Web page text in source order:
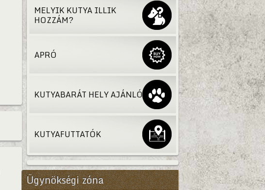
MELYIK KUTYA ILLIK
HOZZÁM?
APRÓ
KUTYABARÁT HELY AJÁNLÓ
KUTYAFUTTATÓK
Ügynökségi zóna